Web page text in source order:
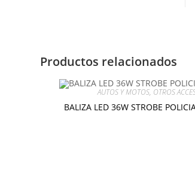
Productos relacionados
AUTOS Y MOTOS, OTROS
BALIZA LED 36W STROBE